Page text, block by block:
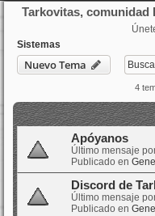
Tarkovitas, comunidad
Sistemas
Nuevo Tema
4
Apóyanos
Último mensaje
Publicado en
Discord de
Último mensaje
Publicado en